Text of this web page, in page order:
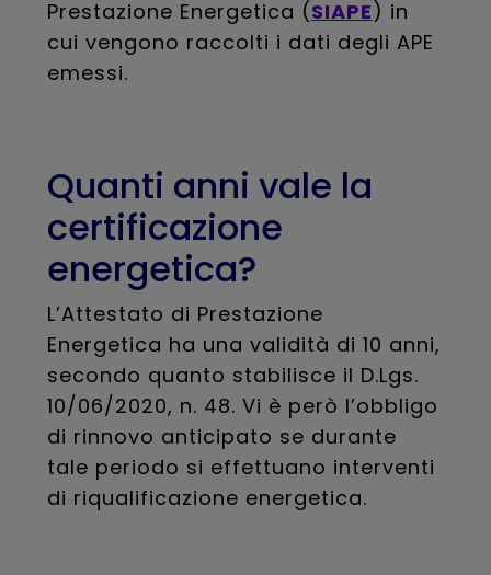
Prestazione Energetica (SIAPE) in
cui vengono raccolti i dati degli APE
emessi.
Quanti anni vale la
certificazione
energetica?
L’Attestato di Prestazione
Energetica ha una validità di 10 anni,
secondo quanto stabilisce il D.Lgs.
10/06/2020, n. 48. Vi è però l’obbligo
di rinnovo anticipato se durante
tale periodo si effettuano interventi
di riqualificazione energetica.